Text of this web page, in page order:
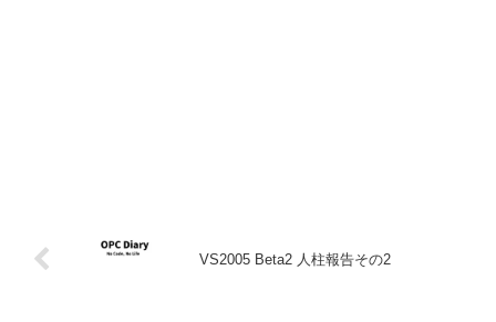
VS2005 Beta2 人柱報告その2